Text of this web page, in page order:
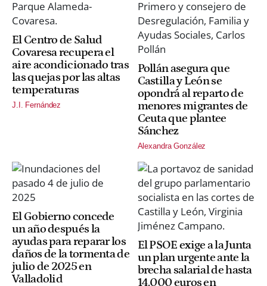
El Centro de Salud
Covaresa recupera el
aire acondicionado tras
las quejas por las altas
temperaturas
J.I. Fernández
Pollán asegura que
Castilla y León se
opondrá al reparto de
menores migrantes de
Ceuta que plantee
Sánchez
Alexandra González
El Gobierno concede
un año después la
ayudas para reparar los
daños de la tormenta de
julio de 2025 en
Valladolid
El PSOE exige a la Junta
un plan urgente ante la
brecha salarial de hasta
14.000 euros en